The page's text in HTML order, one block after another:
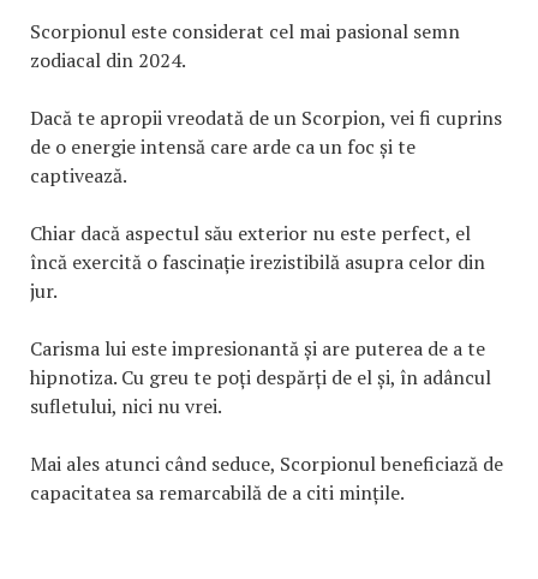
Scorpionul este considerat cel mai pasional semn
zodiacal din 2024.
Dacă te apropii vreodată de un Scorpion, vei fi cuprins
de o energie intensă care arde ca un foc și te
captivează.
Chiar dacă aspectul său exterior nu este perfect, el
încă exercită o fascinație irezistibilă asupra celor din
jur.
Carisma lui este impresionantă și are puterea de a te
hipnotiza. Cu greu te poți despărți de el și, în adâncul
sufletului, nici nu vrei.
Mai ales atunci când seduce, Scorpionul beneficiază de
capacitatea sa remarcabilă de a citi mințile.